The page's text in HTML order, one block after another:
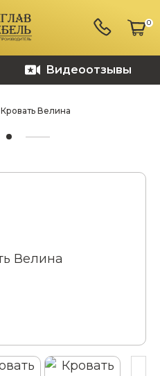
0
Видеоотзывы
Кровать Велина